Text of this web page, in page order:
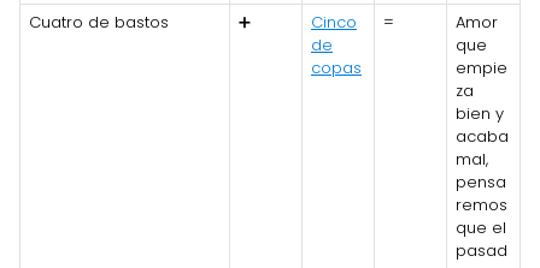
Cuatro de bastos
➕
Cinco
de
copas
=
Amor
que
empie
za
bien y
acaba
mal,
pensa
remos
que el
pasad